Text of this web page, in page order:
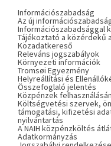
Információszabadság
Az új
Információszabadsággal
Tájékoztató a közérdekű
Közadatkereső
Releváns jogszabályok
Környezeti információk
Tromsøi Egyezmény
Helyreállítási és
Összefoglaló jelentés
Közpénzek
Költségvetési szervek,
támogatási, kifizetési
nyilvántartás
A NAIH közpénzköltés
Adatkormányzás